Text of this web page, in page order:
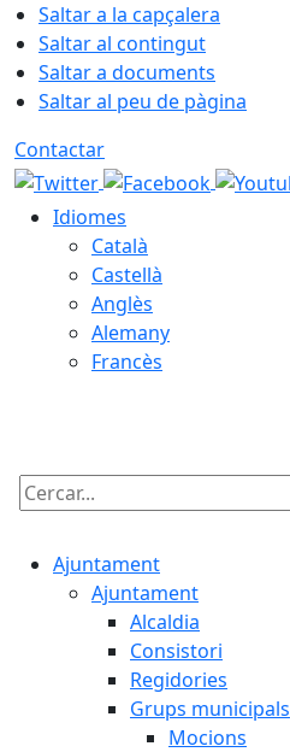
Saltar a la capçalera
Saltar al contingut
Saltar a documents
Saltar al peu de pàgina
Contactar
Idiomes
Català
Castellà
Anglès
Alemany
Francès
Cercar:
Ajuntament
Ajuntament
Alcaldia
Consistori
Regidories
Grups municipals
Mocions